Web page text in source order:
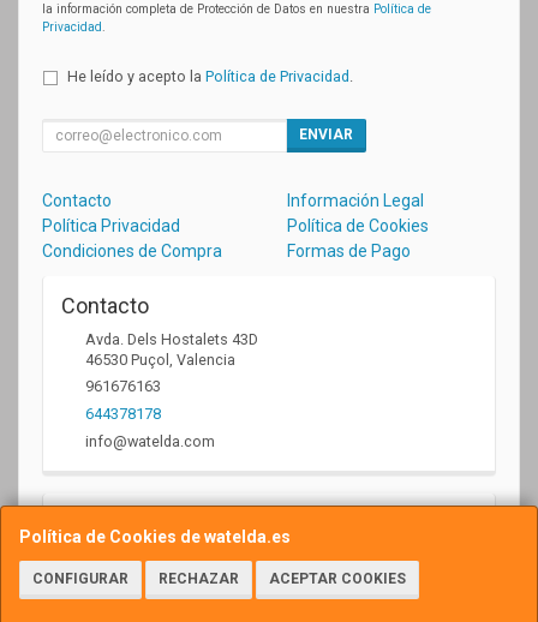
Política de Cookies de watelda.es
CONFIGURAR RECHAZAR ACEPTAR COOKIES
la información completa de Protección de Datos en nuestra Política de
Privacidad
He leído y acepto la Política de Privacidad
ENVIAR
Contacto
Información Legal
Política Privacidad
Política de Cookies
Condiciones de Compra
Formas de Pago
Contacto
Avda. Dels Hostalets 43D
46530 Puçol
Valencia
961676163
644378178
info@watelda.com